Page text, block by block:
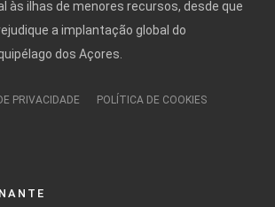
às ilhas de menores recursos, desde que
a implantação global do
dos Açores.
PRIVACIDADE POLÍTICA DE COOKIES